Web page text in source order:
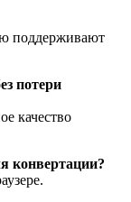
поддерживают
потери
качество
конвертации?